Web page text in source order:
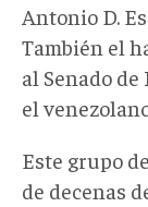
Antonio D.
También el
al Senado
el
Este grupo
de decenas